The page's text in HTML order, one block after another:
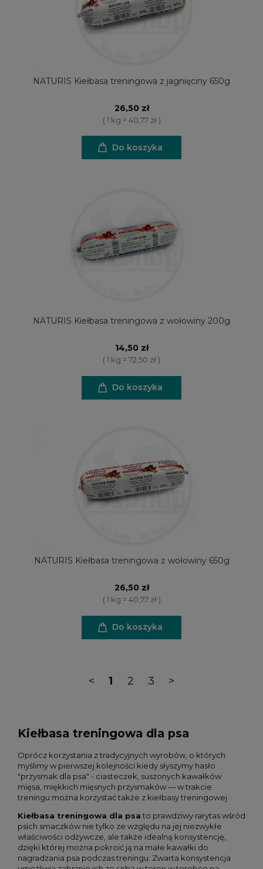
NATURIS Kiełbasa treningowa z jagnięciny 650g
26,50 zł
( 1 kg = 40,77 zł )
Do koszyka
NATURIS Kiełbasa treningowa z wołowiny 200g
14,50 zł
( 1 kg = 72,50 zł )
Do koszyka
NATURIS Kiełbasa treningowa z wołowiny 650g
26,50 zł
( 1 kg = 40,77 zł )
Do koszyka
< 1 2 3 >
Kiełbasa treningowa dla psa
Oprócz korzystania z tradycyjnych wyrobów, o których
myślimy w pierwszej kolejności kiedy słyszymy hasło
"przysmak dla psa" - ciasteczek, suszonych kawałków
mięsa, miękkich mięsnych przysmaków — w trakcie
treningu można korzystać także z kiełbasy treningowej.
Kiełbasa treningowa dla psa to prawdziwy rarytas wśród
psich smaczków nie tylko ze względu na jej niezwykłe
właściwości odżywcze, ale także idealną konsystencję,
dzięki której można pokroić ją na małe kawałki do
nagradzania psa podczas treningu. Zwarta konsystencja